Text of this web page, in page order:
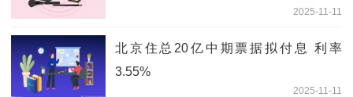
油化工、工业驱动领域的客户都是行业内
的佼佼者-每日快播
2025-11-11
北京住总20亿中期票据拟付息 利率
3.55%
2025-11-11